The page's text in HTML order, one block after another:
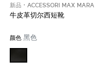
新品 ACCESSORI MAX MARA
牛皮革切尔西短靴
颜色 黑色